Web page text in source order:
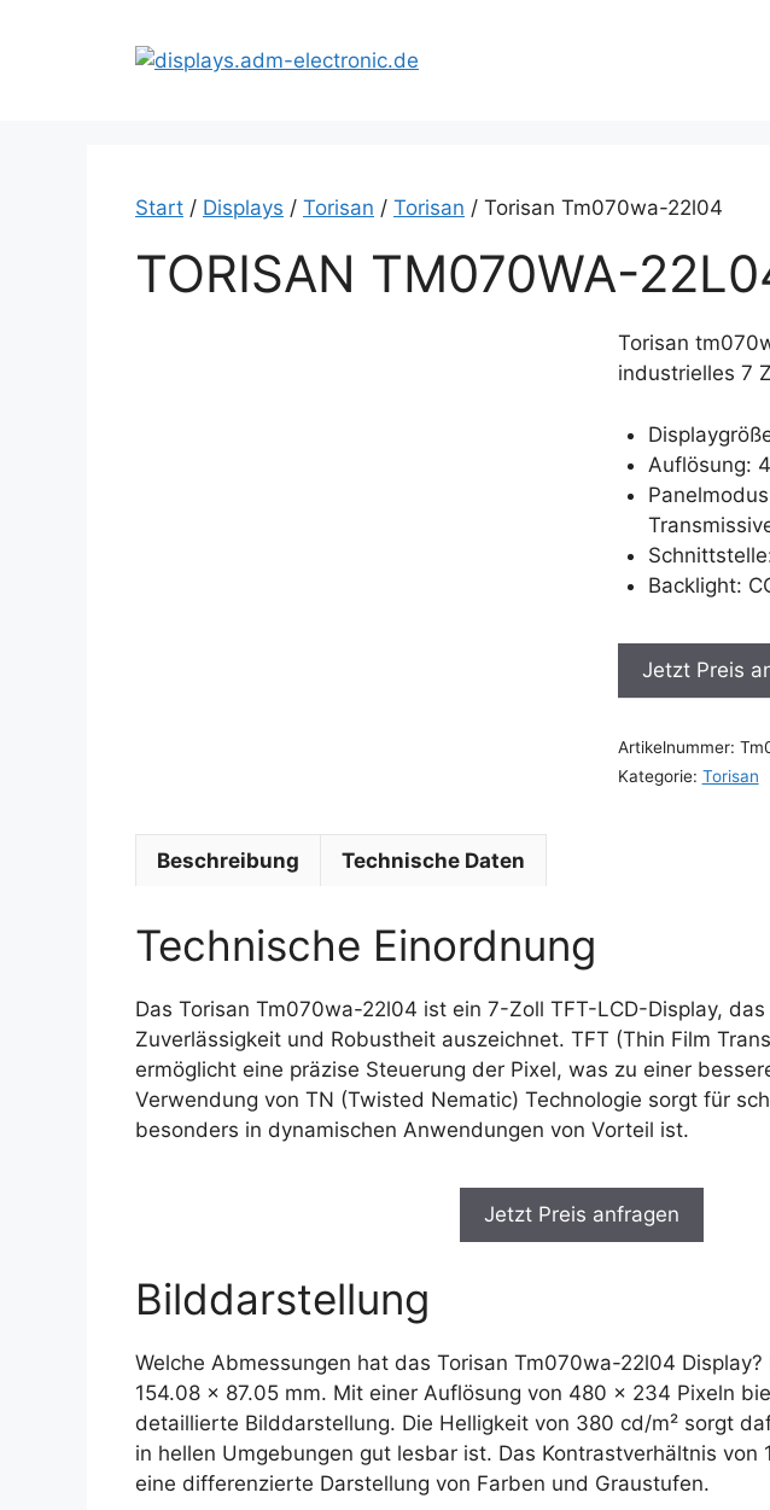
Start / Displays / Torisan / Torisan / Torisan Tm070wa-22l04
TORISAN TM070WA-
Torisan
industrielles 7
Auflösung:
Backlight:
Jetzt Preis
Artikelnummer:
Kategorie: Torisan
Beschreibung Technische Daten
Technische Einordnung
Das Torisan Tm070wa-22l04 ist ein 7-Zoll TFT-LCD-Display,
Zuverlässigkeit und Robustheit auszeichnet. TFT (Thin Film
ermöglicht eine präzise Steuerung der Pixel, was zu einer
Verwendung von TN (Twisted Nematic) Technologie sorgt für
besonders in dynamischen Anwendungen von Vorteil ist.
Jetzt Preis anfragen
Bilddarstellung
Welche Abmessungen hat das Torisan Tm070wa-22l04
154.08 x 87.05 mm. Mit einer Auflösung von 480 x 234 Pixeln
detaillierte Bilddarstellung. Die Helligkeit von 380 cd/m² sorgt
in hellen Umgebungen gut lesbar ist. Das Kontrastverhältnis von
eine differenzierte Darstellung von Farben und Graustufen.